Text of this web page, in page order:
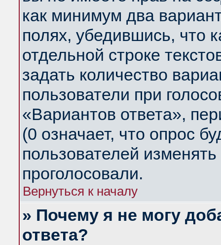
как минимум два
полях, убедившись, что
отдельной строке
задать количество
пользователи при
«Вариантов ответа»,
(0 означает, что опрос
пользователей
проголосовали.
Вернуться к началу
» Почему я не могу
ответа?